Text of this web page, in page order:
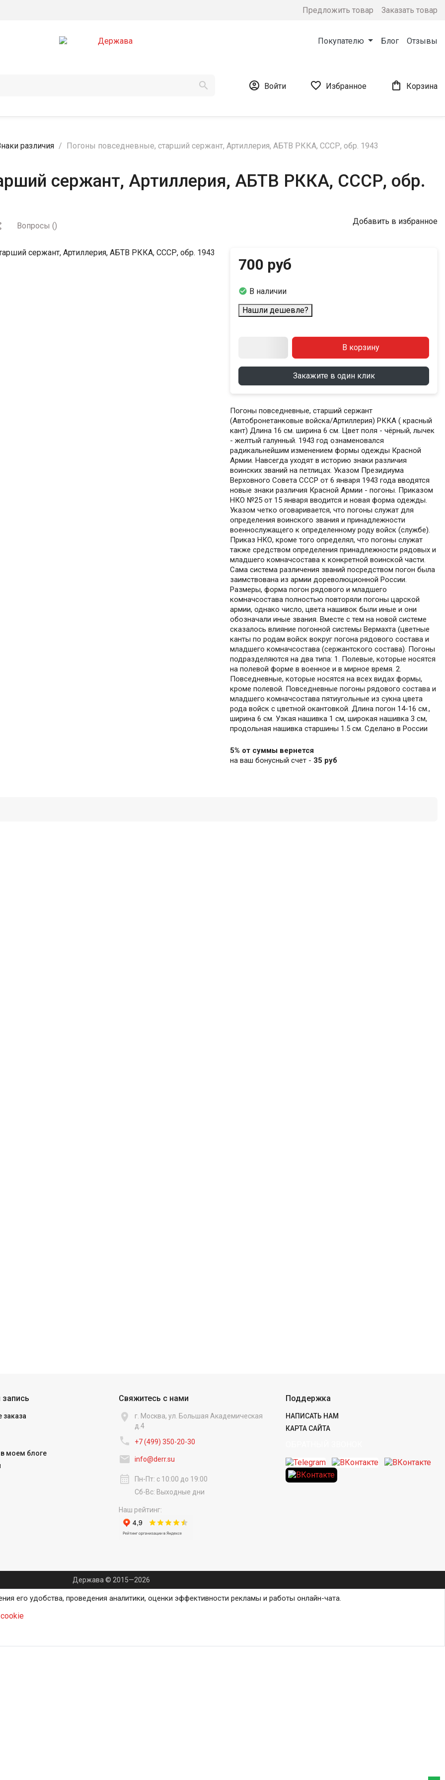
Предложить товар Заказать товар
Покупателю Блог Отзывы
  Войти  Избранное  Корзина
различия Погоны повседневные, старший сержант, Артиллерия, АБТВ РККА, СССР, обр. 1943
сержант, Артиллерия, АБТВ РККА, СССР, обр.
Вопросы () Добавить в избранное
700 руб
 В наличии
Нашли дешевле?
В корзину
Закажите в один клик
Погоны повседневные, старший сержант
(Автобронетанковые войска/Артиллерия) РККА ( красный
кант) Длина 16 см. ширина 6 см. Цвет поля - чёрный, лычек
- желтый галунный. 1943 год ознаменовался
радикальнейшим изменением формы одежды Красной
Армии. Навсегда уходят в историю знаки различия
воинских званий на петлицах. Указом Президиума
Верховного Совета СССР от 6 января 1943 года вводятся
новые знаки различия Красной Армии - погоны. Приказом
НКО №25 от 15 января вводится и новая форма одежды.
Указом четко оговаривается, что погоны служат для
определения воинского звания и принадлежности
военнослужащего к определенному роду войск (службе).
Приказ НКО, кроме того определял, что погоны служат
также средством определения принадлежности рядовых и
младшего комначсостава к конкретной воинской части.
Сама система различения званий посредством погон была
заимствована из армии дореволюционной России.
Размеры, форма погон рядового и младшего
комначсостава полностью повторяли погоны царской
армии, однако число, цвета нашивок были иные и они
обозначали иные звания. Вместе с тем на новой системе
сказалось влияние погонной системы Вермахта (цветные
канты по родам войск вокруг погона рядового состава и
младшего комначсостава (сержантского состава). Погоны
подразделяются на два типа: 1. Полевые, которые носятся
на полевой форме в военное и в мирное время. 2.
Повседневные, которые носятся на всех видах формы,
кроме полевой. Повседневные погоны рядового состава и
младшего комначсостава пятиугольные из сукна цвета
рода войск с цветной окантовкой. Длина погон 14-16 см.,
ширина 6 см. Узкая нашивка 1 см, широкая нашивка 3 см,
продольная нашивка старшины 1.5 см. Сделано в России
5% от суммы вернется
на ваш бонусный счет - 35 руб
заказа
моем блоге
Свяжитесь с нами

г. Москва, ул. Большая Академическая
д.4
 +7 (499) 350-20-30
 info@derr.su
calendar_month
Пн-Пт: с 10:00 до 19:00
Сб-Вс: Выходные дни
Наш рейтинг:
Поддержка
НАПИСАТЬ НАМ
КАРТА САЙТА
Держава © 2015—2026
его удобства, проведения аналитики, оценки эффективности рекламы и работы онлайн-чата.